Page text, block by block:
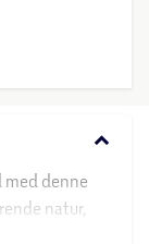
keyboard_arrow_down
med denne
natur,